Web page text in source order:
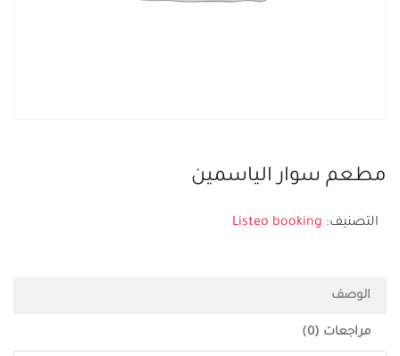
مطعم سوار الياسمين
التصنيف: Listeo booking
الوصف
مراجعات (0)